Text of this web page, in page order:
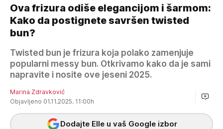
Ova frizura odiše elegancijom i šarmom:
Kako da postignete savršen twisted
bun?
Twisted bun je frizura koja polako zamenjuje
popularni messy bun. Otkrivamo kako da je sami
napravite i nosite ove jeseni 2025.
Marina Zdravković
Objavljeno 01.11.2025. 11:00h
Dodajte Elle u vaš Google izbor